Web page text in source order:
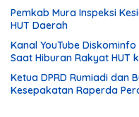
Pemkab Mura Inspeksi
HUT Daerah
Kanal YouTube
Saat Hiburan Rakyat HUT
Ketua DPRD Rumiadi dan
Kesepakatan Raperda